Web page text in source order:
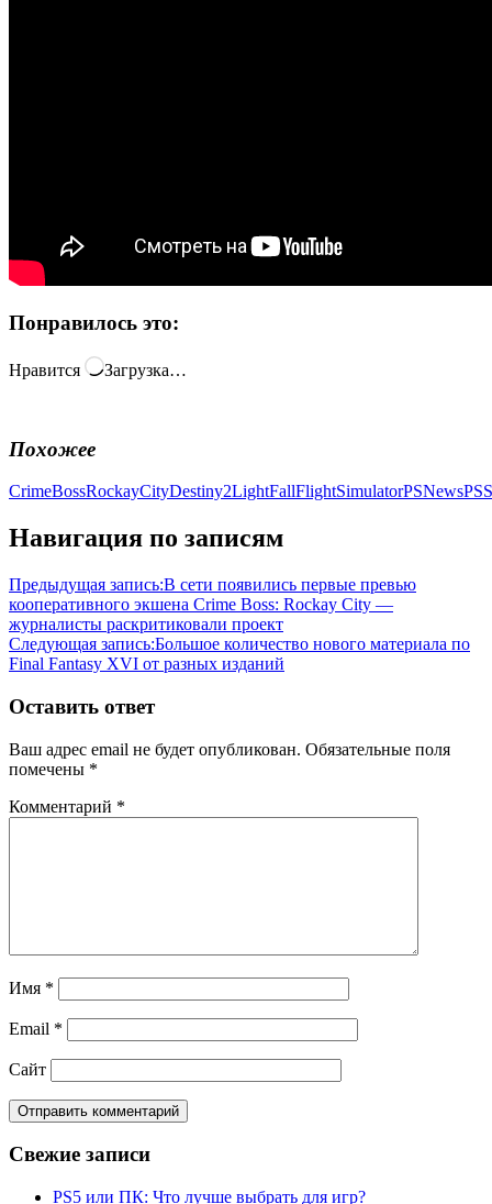
Понравилось это:
Нравится Загрузка…
Похожее
CrimeBossRockayCityDestiny2LightFallFlightSimulatorPSNews
Навигация по записям
Предыдущая запись:В сети появились первые превью
кооперативного экшена Crime Boss: Rockay City —
журналисты раскритиковали проект
Следующая запись:Большое количество нового материала по
Final Fantasy XVI от разных изданий
Оставить ответ
Ваш адрес email не будет опубликован. Обязательные поля
помечены *
Комментарий *
Имя *
Email *
Сайт
Свежие записи
PS5 или ПК: Что лучше выбрать для игр?